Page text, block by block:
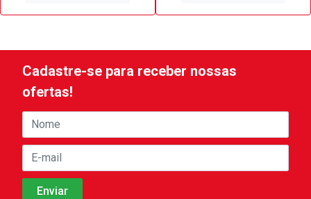
Cadastre-se para receber nossas
ofertas!